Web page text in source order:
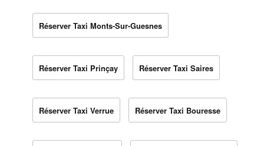
Réserver Taxi Monts-Sur-Guesnes
Réserver Taxi Prinçay Réserver Taxi Saires
Réserver Taxi Verrue Réserver Taxi Bouresse